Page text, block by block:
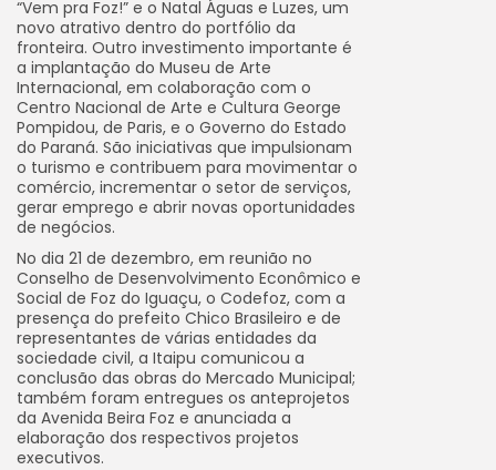
“Vem pra Foz!” e o Natal Águas e Luzes, um
novo atrativo dentro do portfólio da
fronteira. Outro investimento importante é
a implantação do Museu de Arte
Internacional, em colaboração com o
Centro Nacional de Arte e Cultura George
Pompidou, de Paris, e o Governo do Estado
do Paraná. São iniciativas que impulsionam
o turismo e contribuem para movimentar o
comércio, incrementar o setor de serviços,
gerar emprego e abrir novas oportunidades
de negócios.
No dia 21 de dezembro, em reunião no
Conselho de Desenvolvimento Econômico e
Social de Foz do Iguaçu, o Codefoz, com a
presença do prefeito Chico Brasileiro e de
representantes de várias entidades da
sociedade civil, a Itaipu comunicou a
conclusão das obras do Mercado Municipal;
também foram entregues os anteprojetos
da Avenida Beira Foz e anunciada a
elaboração dos respectivos projetos
executivos.